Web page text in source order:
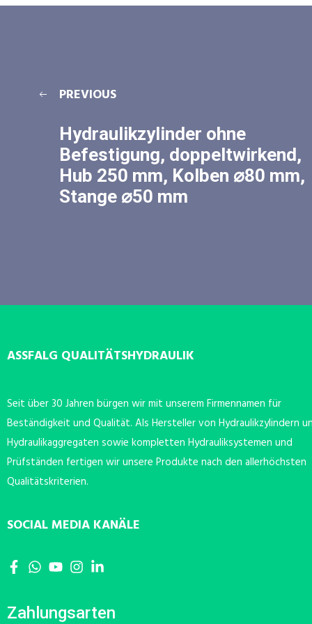
PREVIOUS
Hydraulikzylinder ohne
Befestigung, doppeltwirkend,
Hub 250 mm, Kolben ⌀80 mm,
Stange ⌀50 mm
ASSFALG QUALITÄTSHYDRAULIK
Seit über 30 Jahren bürgen wir mit unserem Firmennamen für
Beständigkeit und Qualität. Als Hersteller von Hydraulikzylindern
Hydraulikaggregaten sowie kompletten Hydrauliksystemen und
Prüfständen fertigen wir unsere Produkte nach den allerhöchsten
Qualitätskriterien.
SOCIAL MEDIA KANÄLE
Zahlungsarten